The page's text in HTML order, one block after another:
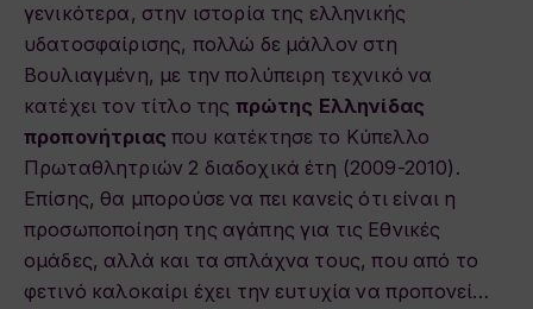
γενικότερα, στην ιστορία της ελληνικής
υδατοσφαίρισης, πολλώ δε μάλλον στη
Βουλιαγμένη, με την πολύπειρη τεχνικό να
κατέχει τον τίτλο της πρώτης Ελληνίδας
προπονήτριαςπου κατέκτησε το Κύπελλο
Πρωταθλητριών 2 διαδοχικά έτη (2009-2010).
Επίσης, θα μπορούσε να πει κανείς ότι είναι η
προσωποποίηση της αγάπης για τις Εθνικές
ομάδες, αλλά και τα σπλάχνα τους, που από το
φετινό καλοκαίρι έχει την ευτυχία να προπονεί…